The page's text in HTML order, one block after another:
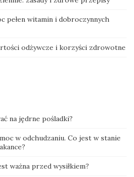
pełen witamin i dobroczynnych
odżywcze i korzyści zdrowotne
na jędrne pośladki?
w odchudzaniu. Co jest w stanie
ważna przed wysiłkiem?